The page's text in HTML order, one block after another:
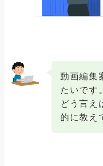
動画編集
たいです。
どう言え
的に教え